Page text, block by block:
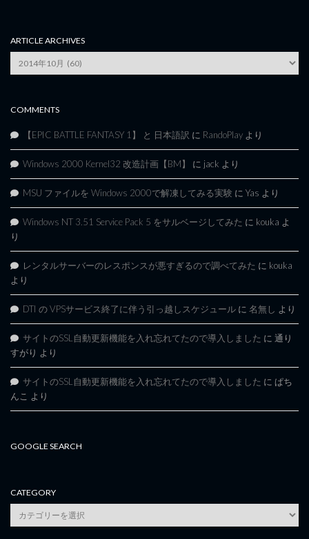
ARTICLE ARCHIVES
Article
Archives
COMMENTS
【EPIC BATTLE FANTASY 1】 と 日本語訳 に RandoPlay より
Windows 2000 Kernel32 改造計画【BM】 に jack より
MSU ファイルを Windows 2000で解凍してみる実験 に Yas より
Windows NT 3.51 Service Pack 5 をサルベージしてみた に kouka よ
り
レンタルサーバーのレスポンスが悪すぎるので調べてみた に kouka
より
DTI の VPSサービス終了に伴う引っ越しスケジュール に 名無し より
サイトのSSL自動更新機能を入れ忘れてたので導入しました に 通り
すがり より
サイトのSSL自動更新機能を入れ忘れてたので導入しました に ぱち
んこ より
GOOGLE SEARCH
CATEGORY
category